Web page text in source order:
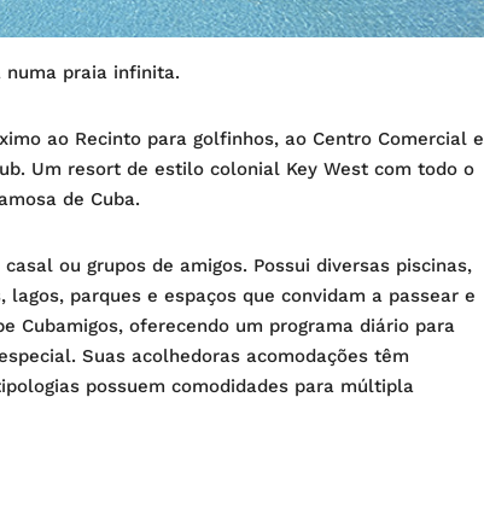
numa praia infinita.
ao Recinto para golfinhos, ao Centro Comercial e
Um resort de estilo colonial Key West com todo o
de Cuba.
ou grupos de amigos. Possui diversas piscinas,
parques e espaços que convidam a passear e
Cubamigos, oferecendo um programa diário para
Suas acolhedoras acomodações têm
possuem comodidades para múltipla